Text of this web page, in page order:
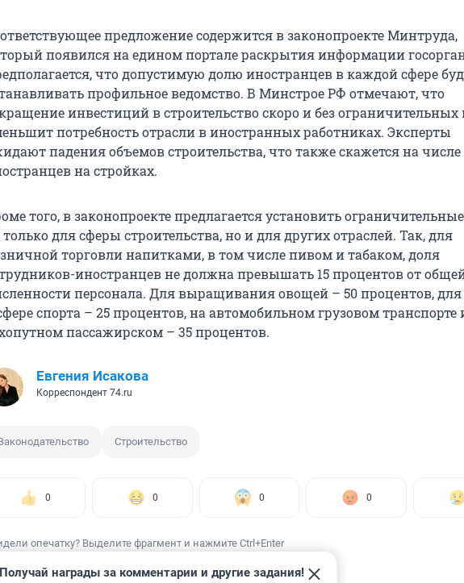
предложение содержится в законопроекте Минтруда,
появился на едином портале раскрытия информации
что допустимую долю иностранцев в каждой сфере
профильное ведомство. В Минстрое РФ отмечают, что
инвестиций в строительство скоро и без ограничительных
потребность отрасли в иностранных работниках. Эксперты
падения объемов строительства, что также скажется на числе
на стройках.
того, в законопроекте предлагается установить
только для сферы строительства, но и для других отраслей. Так, для
торговли напитками, в том числе пивом и табаком, доля
иностранцев не должна превышать 15 процентов от
персонала. Для выращивания овощей – 50 процентов,
спорта – 25 процентов, на автомобильном грузовом транспорте
пассажирском – 35 процентов.
Евгения Исакова
Корреспондент 74.ru
Строительство
0 0 0 0
опечатку? Выделите фрагмент и нажмите Ctrl+Enter
Получай награды за комментарии и другие задания!